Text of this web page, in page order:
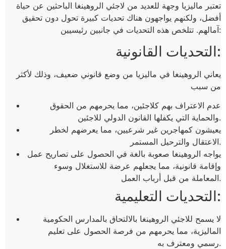
تعتبر ماليزيا وجهة للعديد من لاجئي الروهينغا الباحثين عن حياة
أفضل، ولكنهم يواجهون هناك تحديات كبيرة تحول دون تحقيق
آمالهم. تتلخص هذه التحديات في جانبين رئيسيين:
التحديات القانونية:
يعاني الروهينغا في ماليزيا من وضع قانوني ضعيف، وذلك لأكثر
من سبب
والحماية التي يكفلها القانون الدولي للاجئين.
يعيشون كمهاجرين غير شرعيين، مما يعرضهم لخطر
الاعتقال والترحيل المستمر.
يواجه الروهينغا صعوبة بالغة في الحصول على تصاريح عمل
وإقامة قانونية، مما يجعلهم عرضة للاستغلال وسوء
المعاملة من قبل أرباب العمل.
التحديات التعليمية:
لا يسمح للاجئي الروهينغا بالالتحاق بالمدارس الحكومية
الماليزية، مما يحرمهم من فرصة الحصول على تعليم
رسمي ومعترف به.